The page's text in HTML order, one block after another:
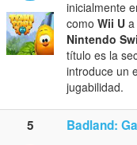
inicialmente
como Wii U
Nintendo
título es la
introduce un
jugabilidad.
5 Badland: